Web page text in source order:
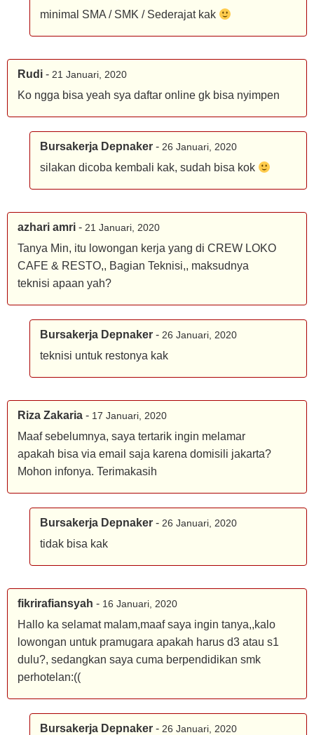
minimal SMA / SMK / Sederajat kak
Rudi - 21 Januari, 2020
Ko ngga bisa yeah sya daftar online gk bisa nyimpen
Bursakerja Depnaker - 26 Januari, 2020
silakan dicoba kembali kak, sudah bisa kok
azhari amri - 21 Januari, 2020
Tanya Min, itu lowongan kerja yang di CREW LOKO
CAFE & RESTO,, Bagian Teknisi,, maksudnya
teknisi apaan yah?
Bursakerja Depnaker - 26 Januari, 2020
teknisi untuk restonya kak
Riza Zakaria - 17 Januari, 2020
Maaf sebelumnya, saya tertarik ingin melamar
apakah bisa via email saja karena domisili jakarta?
Mohon infonya. Terimakasih
Bursakerja Depnaker - 26 Januari, 2020
tidak bisa kak
fikrirafiansyah - 16 Januari, 2020
Hallo ka selamat malam,maaf saya ingin tanya,,kalo
lowongan untuk pramugara apakah harus d3 atau s1
dulu?, sedangkan saya cuma berpendidikan smk
perhotelan:((
Bursakerja Depnaker - 26 Januari, 2020